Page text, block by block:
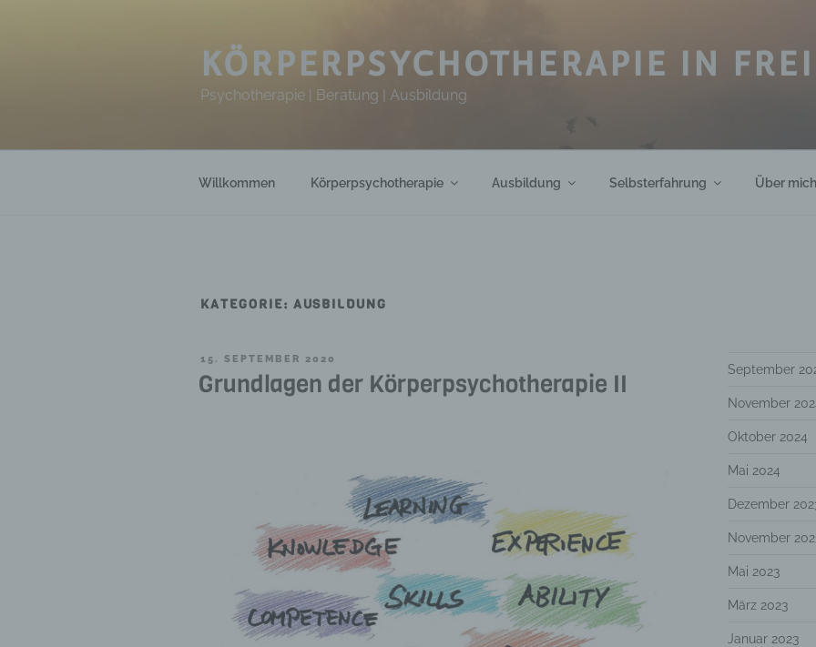
KÖRPERPSYCHOTHERAPIE IN
Psychotherapie | Beratung | Ausbildung
Willkommen Körperpsychotherapie Ausbildung Selbsterfahrung Über mich
KATEGORIE: AUSBILDUNG
VERÖFFENTLICHT
15. SEPTEMBER 2020
Grundlagen der Körperpsychotherapie II September
November
Oktober 2024
Mai 2024
Dezember
November
Mai 2023
März 2023
Januar 2023